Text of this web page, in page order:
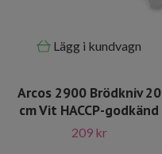
Lägg i kundvagn
Arcos 2900 Brödkniv 20
cm Vit HACCP-godkänd
209 kr